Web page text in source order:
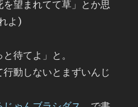
望まれてて草」とか思
よ)
待てよ」と。
動しないとまずいんじ